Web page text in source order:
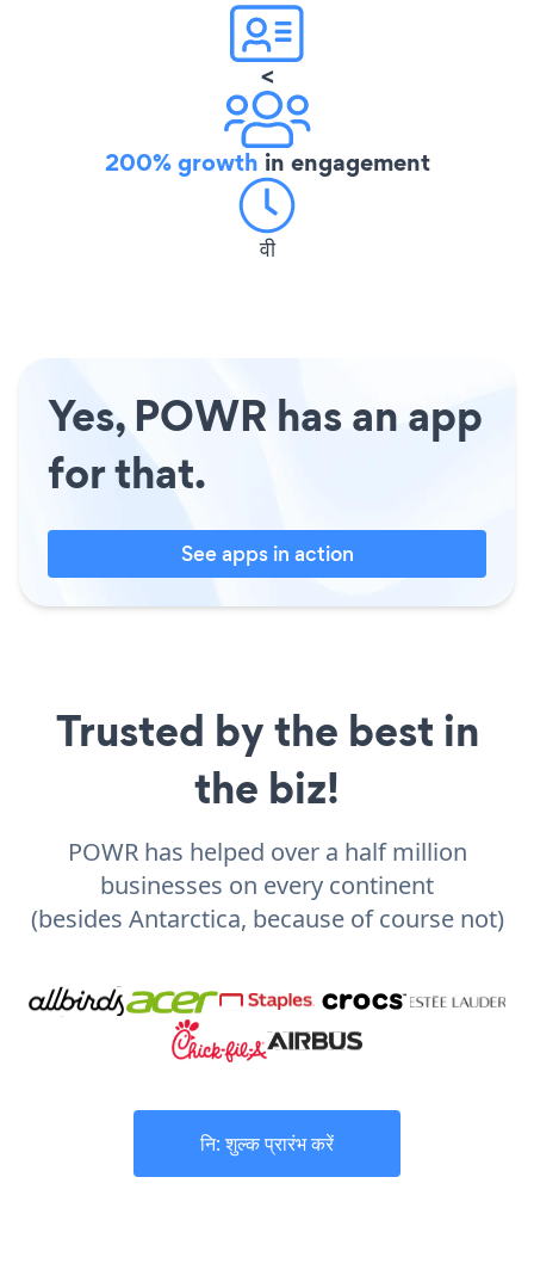
<
200% growth in engagement
वी
Yes, POWR has an app
for that.
See apps in action
Trusted by the best in
the biz!
POWR has helped over a half million
businesses on every continent
(besides Antarctica, because of course not)
नि: शुल्क प्रारंभ करें